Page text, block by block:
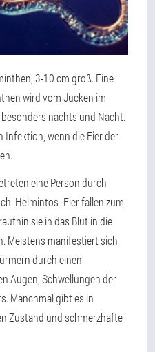
3-10 cm groß. Eine
wird vom Jucken im
nachts und Nacht.
Infektion, wenn die Eier der
eine Person durch
Helmintos -Eier fallen zum
sie in das Blut in die
Meistens manifestiert sich
durch einen
Augen, Schwellungen der
Manchmal gibt es in
Zustand und schmerzhafte